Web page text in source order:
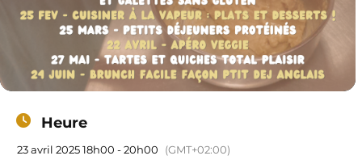
Heure
23 avril 2025 18h00 - 20h00 (GMT+02:00)